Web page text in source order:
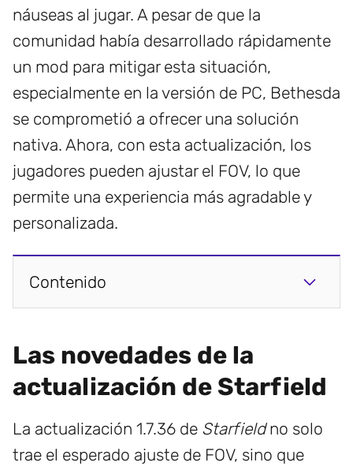
náuseas al jugar. A pesar de que la
comunidad había desarrollado rápidamente
un mod para mitigar esta situación,
especialmente en la versión de PC, Bethesda
se comprometió a ofrecer una solución
nativa. Ahora, con esta actualización, los
jugadores pueden ajustar el FOV, lo que
permite una experiencia más agradable y
personalizada.
Contenido
Las novedades de la
actualización de Starfield
La actualización 1.7.36 de Starfieldno solo
trae el esperado ajuste de FOV, sino que